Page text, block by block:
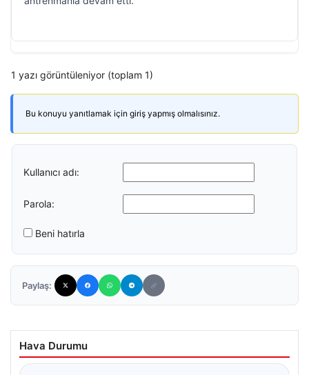
1 yazı görüntüleniyor (toplam 1)
Bu konuyu yanıtlamak için giriş yapmış olmalısınız.
Kullanıcı adı:
Parola:
Beni hatırla
Paylaş:
Hava Durumu